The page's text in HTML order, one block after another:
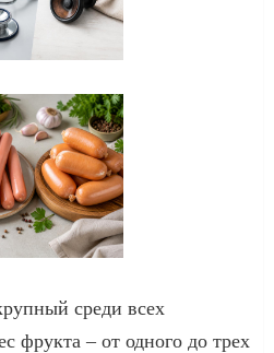
среди всех
фрукта – от одного до трех